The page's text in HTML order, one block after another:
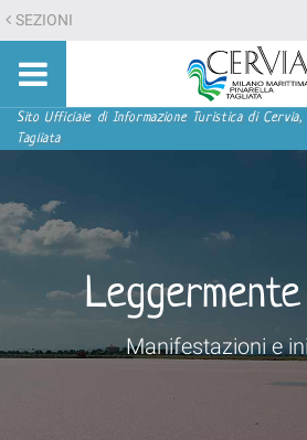
Salta
ai
contenuti.
Salta
alla
SEZIONI
Sito
turistico
ufficiale
Pinarella,
Sezioni
Sito Ufficiale di Informazione Turistica di
Tagliata
Manifestazioni e
menu